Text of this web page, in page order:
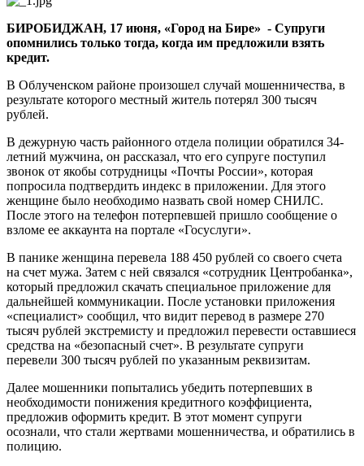
Облученского
района
БИРОБИДЖАН, 17 июня, «Город на Бире» - Супруги
опомнились только тогда, когда им предложили взять
кредит.
В Облученском районе произошел случай мошенничества, в
результате которого местный житель потерял 300 тысяч
рублей.
В дежурную часть районного отдела полиции обратился 34-
летний мужчина, он рассказал, что его супруге поступил
звонок от якобы сотрудницы «Почты России», которая
попросила подтвердить индекс в приложении. Для этого
женщине было необходимо назвать свой номер СНИЛС.
После этого на телефон потерпевшей пришло сообщение о
взломе ее аккаунта на портале «Госуслуги».
В панике женщина перевела 188 450 рублей со своего счета
на счет мужа. Затем с ней связался «сотрудник Центробанка»,
который предложил скачать специальное приложение для
дальнейшей коммуникации. После установки приложения
«специалист» сообщил, что видит перевод в размере 270
тысяч рублей экстремисту и предложил перевести оставшиеся
средства на «безопасный счет». В результате супруги
перевели 300 тысяч рублей по указанным реквизитам.
Далее мошенники попытались убедить потерпевших в
необходимости понижения кредитного коэффициента,
предложив оформить кредит. В этот момент супруги
осознали, что стали жертвами мошенничества, и обратились в
полицию.